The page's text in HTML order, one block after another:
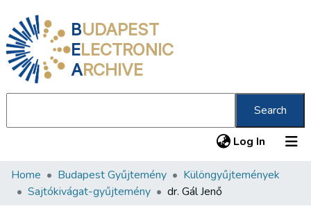
BUDAPEST
ELECTRONIC
ARCHIVE
Search
Log In (current)
Communities & Collections
Home Budapest Gyűjtemény
Különgyűjtemények
Sajtókivágat-gyűjtemény
dr. Gál Jenő